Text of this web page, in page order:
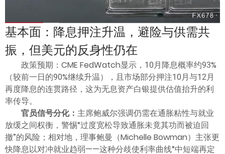
基本面：降息押注升温，避险与供需共
振，但美元的反身性仍在
政策预期：CME FedWatch显示，10月降息概率约93%
（较前一日的90%继续升温），且市场部分押注10月与12月
再度降息的连贯路径，这为无息资产白银提供估值抬升的利
率传导。
官员信号分化： 主席鲍威尔强调仍需在通胀粘性与就业
放缓之间权衡，警惕“过度宽松导致通胀未竟其功而被迫回
撤”的风险；相对地，理事鲍曼（Michelle Bowman）主张更
快降息以对冲就业趋弱——这种分歧使利率曲线“中短端再定